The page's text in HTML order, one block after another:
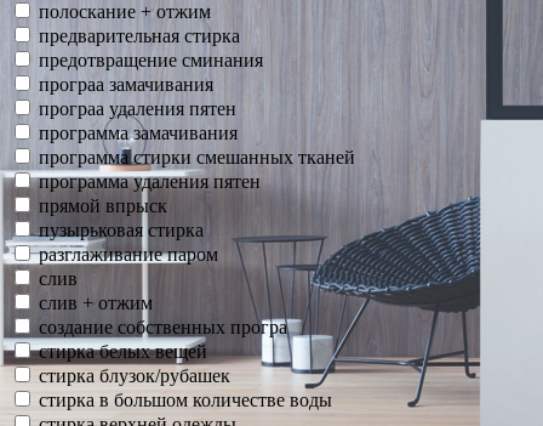
полоскание + отжим
предварительная стирка
предотвращение сминания
програа замачивания
програа удаления пятен
программа замачивания
программа стирки смешанных тканей
программа удаления пятен
прямой впрыск
пузырьковая стирка
разглаживание паром
слив
слив + отжим
создание собственных програ
стирка белых вещей
стирка блузок/рубашек
стирка в большом количестве воды